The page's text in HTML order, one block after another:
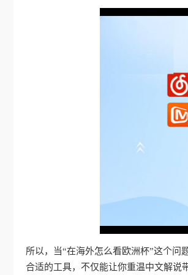
所以，当“在海外怎么看欧洲杯”这个
合适的工具，不仅能让你重温中文解说